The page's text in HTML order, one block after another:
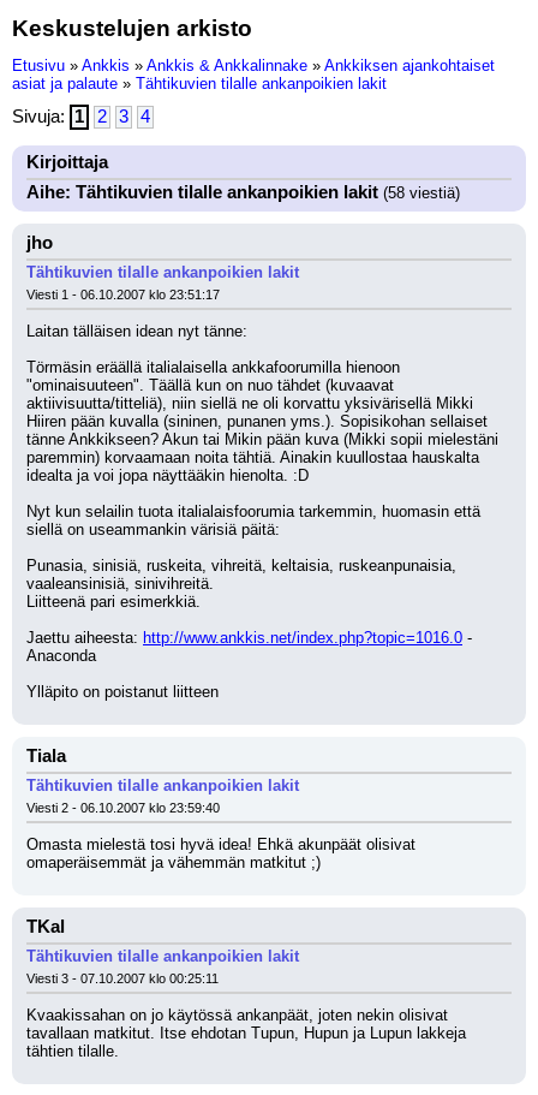
Keskustelujen arkisto
Etusivu » Ankkis » Ankkis & Ankkalinnake » Ankkiksen ajankohtaiset
asiat ja palaute » Tähtikuvien tilalle ankanpoikien lakit
Sivuja: 1 2 3 4
Kirjoittaja
Aihe: Tähtikuvien tilalle ankanpoikien lakit (58 viestiä)
jho
Tähtikuvien tilalle ankanpoikien lakit
Viesti 1 - 06.10.2007 klo 23:51:17
Laitan tälläisen idean nyt tänne:
Törmäsin eräällä italialaisella ankkafoorumilla hienoon
"ominaisuuteen". Täällä kun on nuo tähdet (kuvaavat
aktiivisuutta/titteliä), niin siellä ne oli korvattu yksivärisellä Mikki
Hiiren pään kuvalla (sininen, punanen yms.). Sopisikohan sellaiset
tänne Ankkikseen? Akun tai Mikin pään kuva (Mikki sopii mielestäni
paremmin) korvaamaan noita tähtiä. Ainakin kuullostaa hauskalta
idealta ja voi jopa näyttääkin hienolta. :D
Nyt kun selailin tuota italialaisfoorumia tarkemmin, huomasin että
siellä on useammankin värisiä päitä:
Punasia, sinisiä, ruskeita, vihreitä, keltaisia, ruskeanpunaisia,
vaaleansinisiä, sinivihreitä.
Liitteenä pari esimerkkiä.
Jaettu aiheesta: http://www.ankkis.net/index.php?topic=1016.0 -
Anaconda
Ylläpito on poistanut liitteen
Tiala
Tähtikuvien tilalle ankanpoikien lakit
Viesti 2 - 06.10.2007 klo 23:59:40
Omasta mielestä tosi hyvä idea! Ehkä akunpäät olisivat
omaperäisemmät ja vähemmän matkitut ;)
TKal
Tähtikuvien tilalle ankanpoikien lakit
Viesti 3 - 07.10.2007 klo 00:25:11
Kvaakissahan on jo käytössä ankanpäät, joten nekin olisivat
tavallaan matkitut. Itse ehdotan Tupun, Hupun ja Lupun lakkeja
tähtien tilalle.